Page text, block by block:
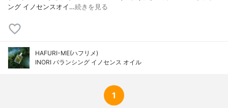
ング イノセンスオイ…続きを見る
HAFURI-ME(ハフリメ)
INORI バランシング イノセンス オイル
1